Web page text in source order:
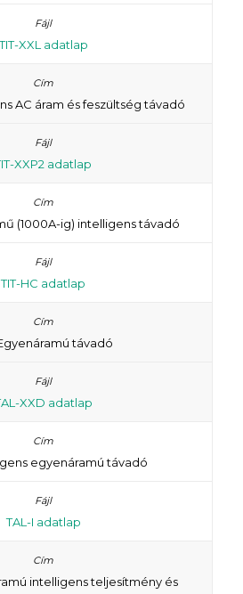
XXL adatlap
AC áram és feszültség távadó
XXP2 adatlap
(1000A-ig) intelligens távadó
TIT-HC adatlap
távadó
XXD adatlap
egyenáramú távadó
TAL-I adatlap
intelligens teljesítmény és